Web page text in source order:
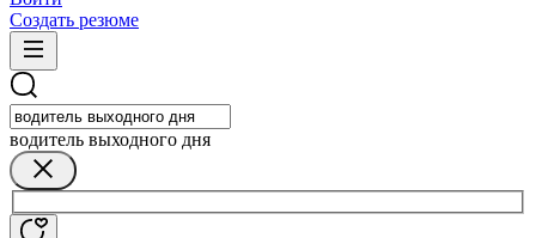
Создать резюме
водитель выходного дня